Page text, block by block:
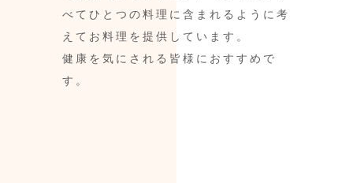
子様連れのお客様にもおすすめです。
わる機会が何度かあったのです。
そこで、誰でも覚えやすい名前である
ことと奈良に位置しているというのを
べてひとつの料理に含まれるように考
えてお料理を提供しています。
健康を気にされる皆様におすすめで
す。
子様連れのお客様にもおすすめです。
わる機会が何度かあったのです。
そこで、誰でも覚えやすい名前である
ことと奈良に位置しているというのを